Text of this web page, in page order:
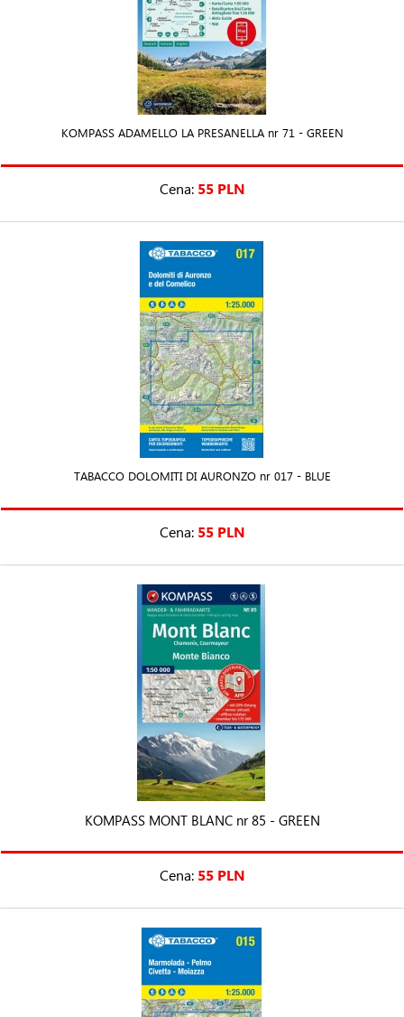
KOMPASS ADAMELLO LA PRESANELLA nr 71 - GREEN
Cena: 55 PLN
TABACCO DOLOMITI DI AURONZO nr 017 - BLUE
Cena: 55 PLN
KOMPASS MONT BLANC nr 85 - GREEN
Cena: 55 PLN